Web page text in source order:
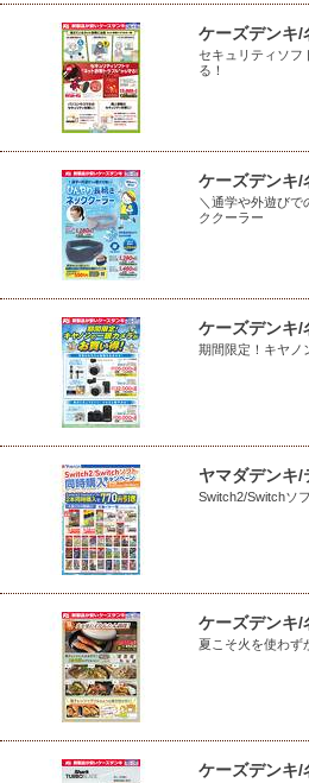
ケーズデンキ/
セキュリティソフ
る！
ケーズデンキ/
＼通学や外遊びで
ククーラー
ケーズデンキ/
期間限定！キヤノ
ヤマダデンキ/
Switch2/Switchソ
ケーズデンキ/
夏こそ火を使わず
ケーズデンキ/